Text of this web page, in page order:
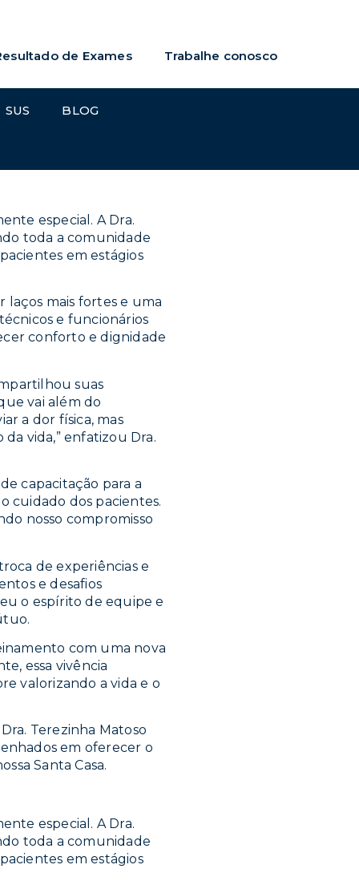
de Exames Trabalhe conosco
SUS BLOG
especial. A Dra.
toda a comunidade
em estágios
laços mais fortes e uma
e funcionários
conforto e dignidade
suas
vai além do
a dor física, mas
vida,” enfatizou Dra.
capacitação para a
cuidado dos pacientes.
nosso compromisso
de experiências e
e desafios
o espírito de equipe e
com uma nova
essa vivência
valorizando a vida e o
Terezinha Matoso
em oferecer o
Santa Casa.
especial. A Dra.
toda a comunidade
em estágios